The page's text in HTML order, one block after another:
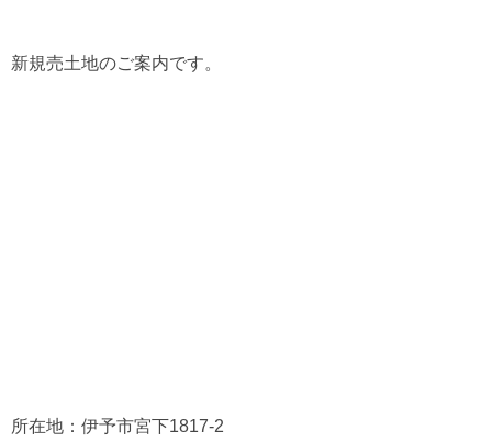
新規売土地のご案内です。
所在地：伊予市宮下1817-2